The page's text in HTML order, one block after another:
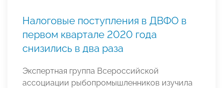
Налоговые поступления в ДВФО в
первом квартале 2020 года
снизились в два раза
Экспертная группа Всероссийской
ассоциации рыбопромышленников изучила